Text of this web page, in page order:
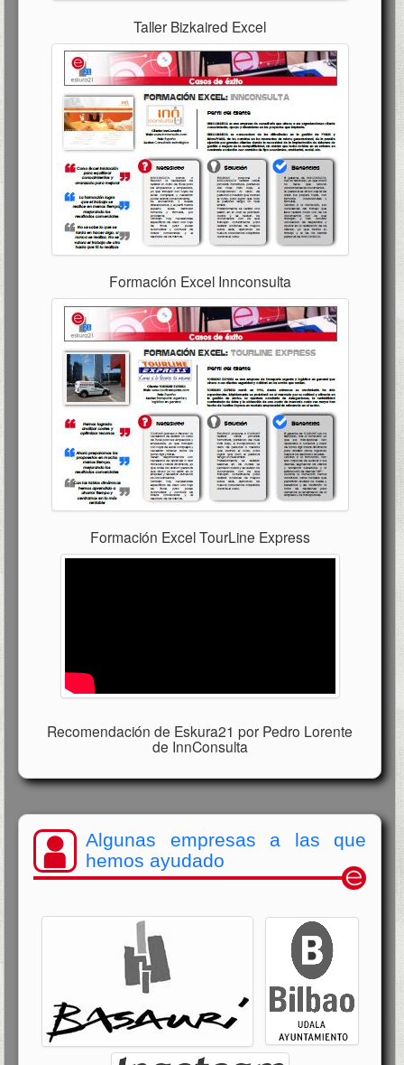
Taller Bizkaired Excel
Formación Excel Innconsulta
Formación Excel TourLine Express
Recomendación de Eskura21 por Pedro Lorente
de InnConsulta
Algunas empresas a las que
hemos ayudado